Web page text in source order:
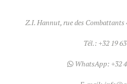
Z.I. Hannut, rue des
Tél.: +32 19
WhatsApp: +32